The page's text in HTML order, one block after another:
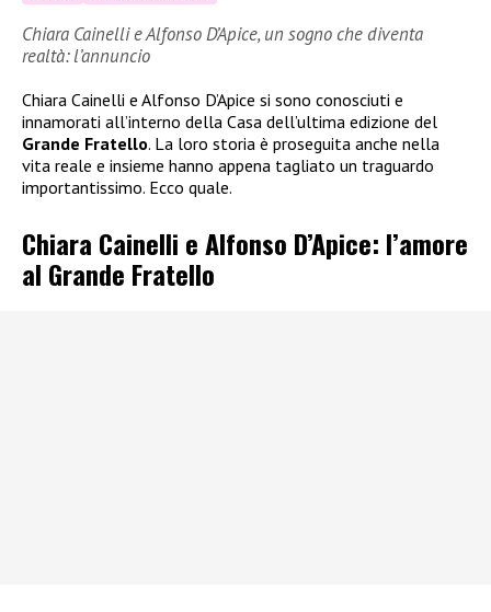
Chiara Cainelli e Alfonso D’Apice, un sogno che diventa
realtà: l’annuncio
Chiara Cainelli e Alfonso D’Apice si sono conosciuti e
innamorati all’interno della Casa dell’ultima edizione del
Grande Fratello. La loro storia è proseguita anche nella
vita reale e insieme hanno appena tagliato un traguardo
importantissimo. Ecco quale.
Chiara Cainelli e Alfonso D’Apice: l’amore
al Grande Fratello